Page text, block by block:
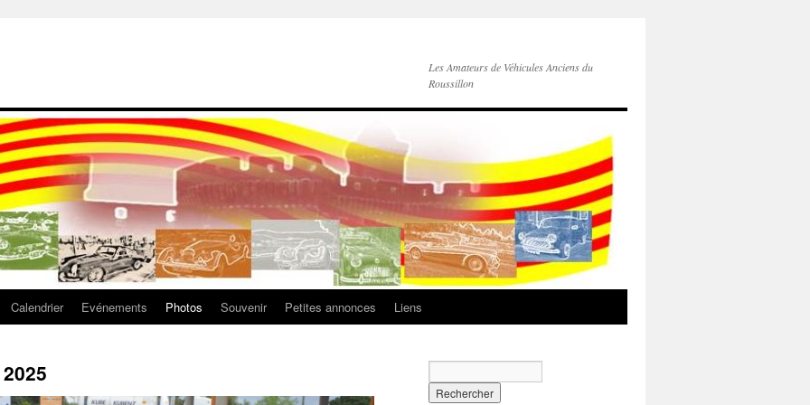
Les Amateurs de Véhicules Anciens du
Roussillon
Calendrier Evénements Photos Souvenir Petites annonces Liens